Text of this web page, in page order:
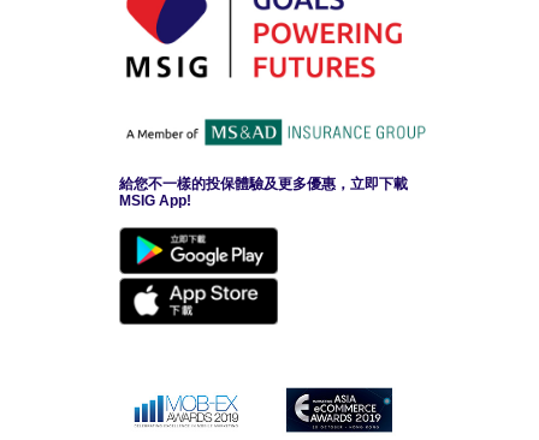
給您不一樣的投保體驗及更多優惠，立即下載
MSIG App!